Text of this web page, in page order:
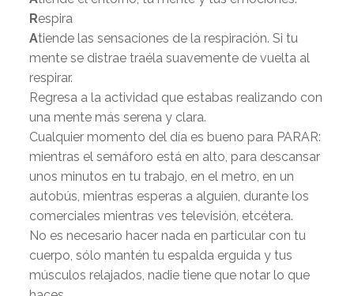
Respira
Atiende las sensaciones de la respiración. Si tu
mente se distrae traéla suavemente de vuelta al
respirar.
Regresa a la actividad que estabas realizando con
una mente más serena y clara.
Cualquier momento del día es bueno para PARAR:
mientras el semáforo está en alto, para descansar
unos minutos en tu trabajo, en el metro, en un
autobús, mientras esperas a alguien, durante los
comerciales mientras ves televisión, etcétera.
No es necesario hacer nada en particular con tu
cuerpo, sólo mantén tu espalda erguida y tus
músculos relajados, nadie tiene que notar lo que